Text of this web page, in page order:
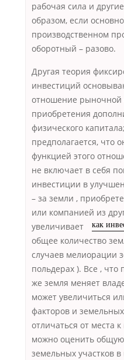
рабочая сила и
образом, если
производственном
оборотный – разово.
Другая теория
инвестиций
отношение рыночной
приобретения
физического
предполагается, что
функцией этого
не включает в себя
инвестиции в
– за земли ,
или компанией
как
из
увеличивает
общее количество
случаев мелиорации
польдерах ). Все , что
же земля меняет
может увеличиться
факторов и
отличаться от места
можно оценить
земельных участков